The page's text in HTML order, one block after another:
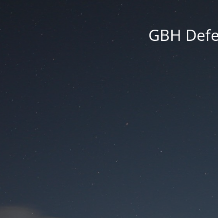
GBH